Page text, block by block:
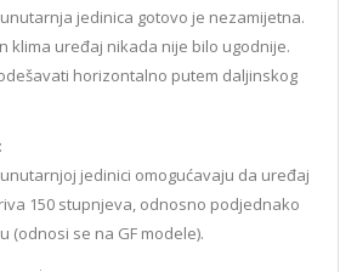
jedinica gotovo je nezamijetna.
klima uređaj nikada nije bilo ugodnije.
horizontalno putem daljinskog
jedinici omogućavaju da uređaj
150 stupnjeva, odnosno podjednako
(odnosi se na GF modele).